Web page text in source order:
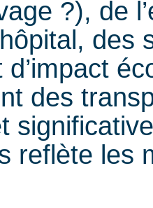
?), de
des
des
reflète les